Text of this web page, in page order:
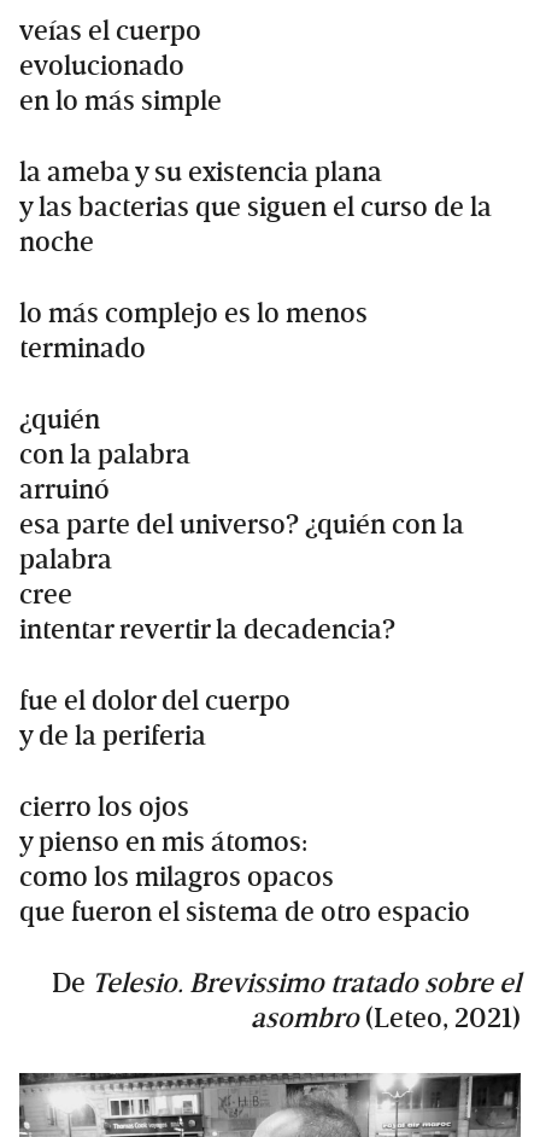
veías el cuerpo
evolucionado
en lo más simple
la ameba y su existencia plana
y las bacterias que siguen el curso de la
noche
lo más complejo es lo menos
terminado
¿quién
con la palabra
arruinó
esa parte del universo? ¿quién con la
palabra
cree
intentar revertir la decadencia?
fue el dolor del cuerpo
y de la periferia
cierro los ojos
y pienso en mis átomos:
como los milagros opacos
que fueron el sistema de otro espacio
De Telesio. Brevissimo tratado sobre el
asombro(Leteo, 2021)